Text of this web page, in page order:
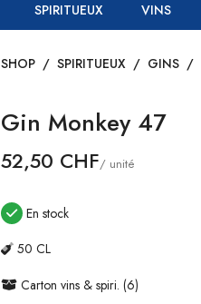
SPIRITUEUX VINS
SHOP / SPIRITUEUX / GINS /
Gin Monkey 47
52,50 CHF/ unité
En stock
50 CL
Carton vins & spiri. (6)